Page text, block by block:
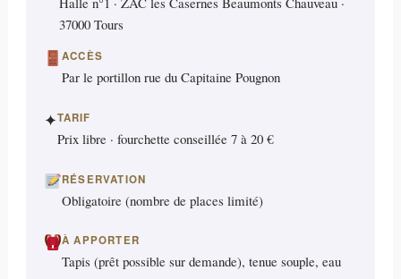
37000 Tours
ACCÈS
Par le portillon rue du Capitaine Pougnon
✦TARIF
Prix libre · fourchette conseillée 7 à 20 €
RÉSERVATION
Obligatoire (nombre de places limité)
À APPORTER
Tapis (prêt possible sur demande), tenue souple, eau